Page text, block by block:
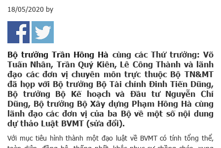
18/05/2020 by
Bộ trưởng Trần Hồng Hà cùng các Thứ trưởng: Võ
Tuấn Nhân, Trần Quý Kiên, Lê Công Thành và lãnh
đạo các đơn vị chuyên môn trực thuộc Bộ TN&MT
đã họp với Bộ trưởng Bộ Tài chính Đinh Tiến Dũng,
Bộ trưởng Bộ Kế hoạch và Đầu tư Nguyễn Chí
Dũng, Bộ trưởng Bộ Xây dựng Phạm Hồng Hà cùng
lãnh đạo các đơn vị của ba Bộ về một số nội dung
dự thảo Luật BVMT (sửa đổi).
Với mục tiêu hình thành một đạo luật về BVMT có tính tổng thể,